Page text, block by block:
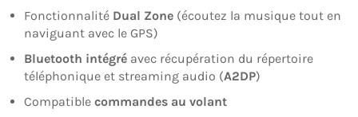
Fonctionnalité Dual Zone (écoutez la musique tout en
naviguant avec le GPS)
Bluetooth intégré avec récupération du répertoire
téléphonique et streaming audio (A2DP)
Compatible commandes au volant